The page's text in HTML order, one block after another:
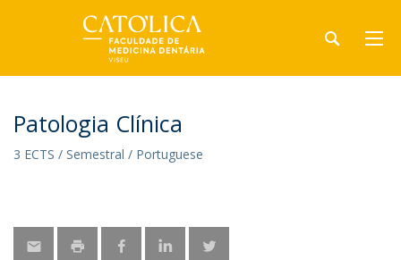
Patologia Clínica
3 ECTS / Semestral / Portuguese